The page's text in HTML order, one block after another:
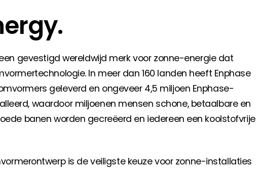
en branche-informatie, dan vindt u die hier.
gevestigd wereldwijd merk voor zonne-energie dat
In meer dan 160 landen heeft Enphase
geleverd en ongeveer 4,5 miljoen Enphase-
waardoor miljoenen mensen schone, betaalbare en
banen worden gecreëerd en iedereen een koolstofvrije
is de veiligste keuze voor zonne-installaties